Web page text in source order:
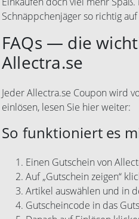
Schnäppchenjäger so richtig
FAQs — die
Allectra.se
Jeder Allectra.se Coupon wird
einlösen, lesen Sie hier weiter:
So funktioniert es
Einen Gutschein von
Auf „Gutschein zeigen“
Artikel auswählen und in
Gutscheincode in das